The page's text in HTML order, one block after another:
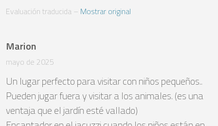
Evaluación traducida – Mostrar original
Marion
mayo de 2025
Un lugar perfecto para visitar con niños pequeños..
Pueden jugar fuera y visitar a los animales. (es una
ventaja que el jardín esté vallado)